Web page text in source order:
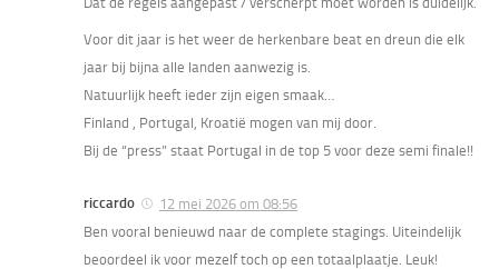
Voor dit jaar is het weer de herkenbare beat en dreun die elk
jaar bij bijna alle landen aanwezig is.
Natuurlijk heeft ieder zijn eigen smaak…
Finland , Portugal, Kroatië mogen van mij door.
Bij de “press” staat Portugal in de top 5 voor deze semi finale!!
riccardo
12 mei 2026 om 08:56
Ben vooral benieuwd naar de complete stagings. Uiteindelijk
beoordeel ik voor mezelf toch op een totaalplaatje. Leuk!